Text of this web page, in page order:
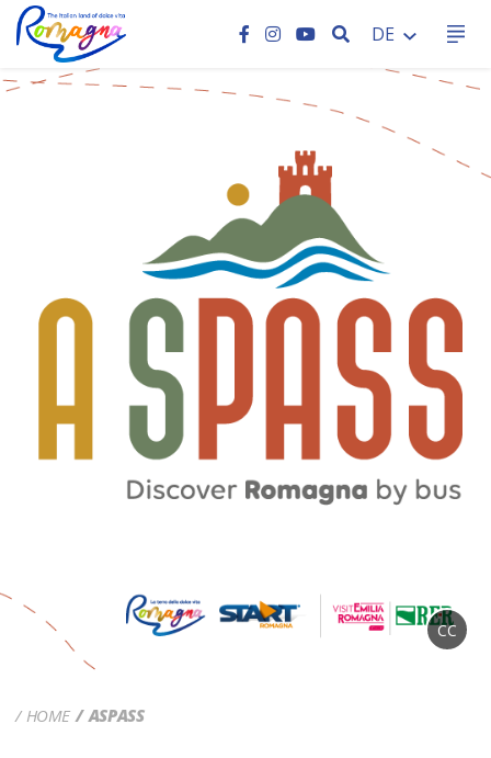
SEARCH
DE
CC
HOME ASPASS